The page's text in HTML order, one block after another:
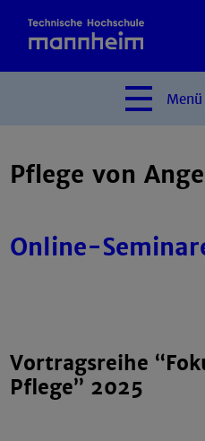
Menü
Pflege von
Online-
Vortragsreihe
Pflege” 2025